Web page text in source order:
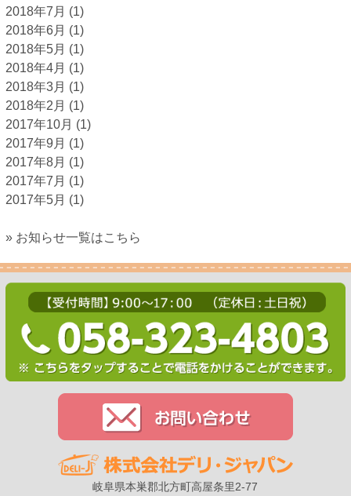
2018年7月 (1)
2018年6月 (1)
2018年5月 (1)
2018年4月 (1)
2018年3月 (1)
2018年2月 (1)
2017年10月 (1)
2017年9月 (1)
2017年8月 (1)
2017年7月 (1)
2017年5月 (1)
» お知らせ一覧はこちら
岐阜県本巣郡北方町高屋条里2-77